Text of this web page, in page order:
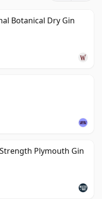
Botanical Dry Gin
Plymouth Gin